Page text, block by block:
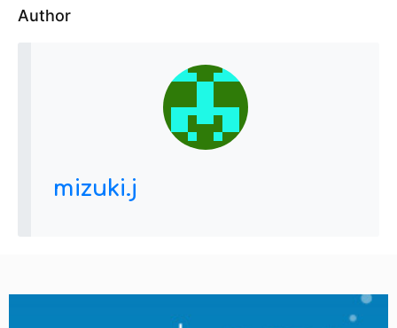
Author
mizuki.j